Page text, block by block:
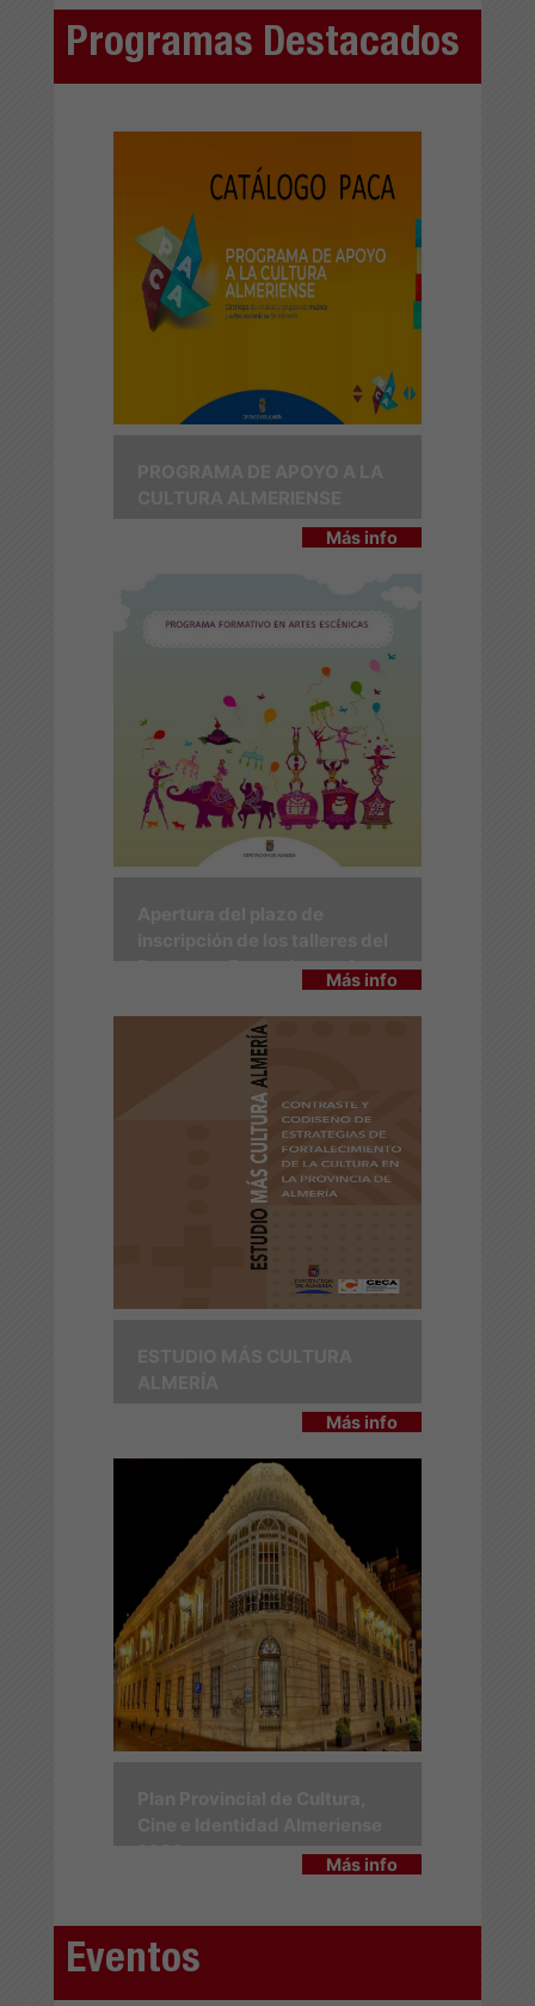
Programas Destacados
Más info
Programa Formativo en Artes
Más info
Más info
Más info
Eventos